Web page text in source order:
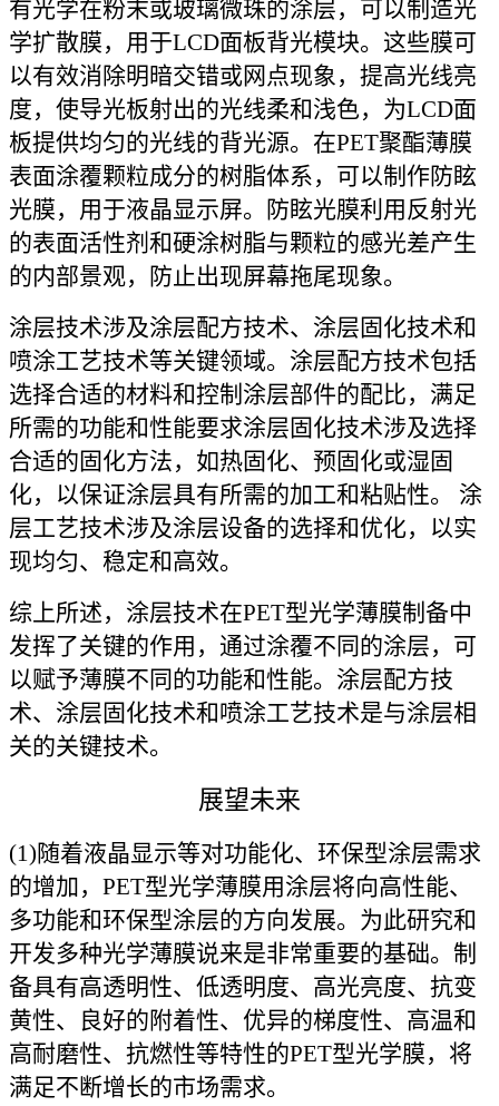
有光学在粉末或玻璃微珠的涂层，可以制造光
学扩散膜，用于LCD面板背光模块。这些膜可
以有效消除明暗交错或网点现象，提高光线亮
度，使导光板射出的光线柔和浅色，为LCD面
板提供均匀的光线的背光源。在PET聚酯薄膜
表面涂覆颗粒成分的树脂体系，可以制作防眩
光膜，用于液晶显示屏。防眩光膜利用反射光
的表面活性剂和硬涂树脂与颗粒的感光差产生
的内部景观，防止出现屏幕拖尾现象。
涂层技术涉及涂层配方技术、涂层固化技术和
喷涂工艺技术等关键领域。涂层配方技术包括
选择合适的材料和控制涂层部件的配比，满足
所需的功能和性能要求涂层固化技术涉及选择
合适的固化方法，如热固化、预固化或湿固
化，以保证涂层具有所需的加工和粘贴性。 涂
层工艺技术涉及涂层设备的选择和优化，以实
现均匀、稳定和高效。
综上所述，涂层技术在PET型光学薄膜制备中
发挥了关键的作用，通过涂覆不同的涂层，可
以赋予薄膜不同的功能和性能。涂层配方技
术、涂层固化技术和喷涂工艺技术是与涂层相
关的关键技术。
展望未来
(1)随着液晶显示等对功能化、环保型涂层需求
的增加，PET型光学薄膜用涂层将向高性能、
多功能和环保型涂层的方向发展。为此研究和
开发多种光学薄膜说来是非常重要的基础。制
备具有高透明性、低透明度、高光亮度、抗变
黄性、良好的附着性、优异的梯度性、高温和
高耐磨性、抗燃性等特性的PET型光学膜，将
满足不断增长的市场需求。